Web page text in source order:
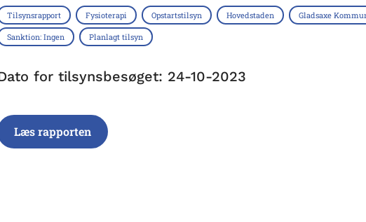
Tilsynsrapport Fysioterapi Opstartstilsyn Hovedstaden Gladsaxe
Sanktion: Ingen Planlagt tilsyn
for tilsynsbesøget: 24-10-2023
Læs rapporten